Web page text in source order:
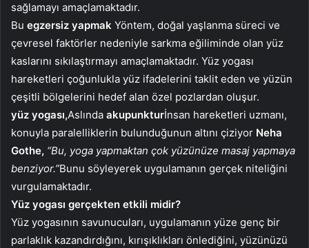
sağlamayı amaçlamaktadır.
Bu egzersiz yapmak Yöntem, doğal yaşlanma süreci ve
çevresel faktörler nedeniyle sarkma eğiliminde olan yüz
kaslarını sıkılaştırmayı amaçlamaktadır. Yüz yogası
hareketleri çoğunlukla yüz ifadelerini taklit eden ve yüzün
çeşitli bölgelerini hedef alan özel pozlardan oluşur.
yüz yogası,Aslında akupunkturİnsan hareketleri uzmanı,
konuyla paralelliklerin bulunduğunun altını çiziyor Neha
Gothe, “Bu, yoga yapmaktan çok yüzünüze masaj yapmaya
benziyor.”Bunu söyleyerek uygulamanın gerçek niteliğini
vurgulamaktadır.
Yüz yogası gerçekten etkili midir?
Yüz yogasının savunucuları, uygulamanın yüze genç bir
parlaklık kazandırdığını, kırışıklıkları önlediğini, yüzünüzü